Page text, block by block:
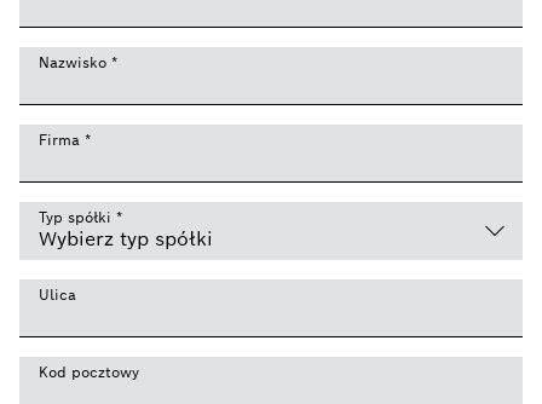
Nazwisko *
Firma *
Typ spółki *
Ulica
Kod pocztowy